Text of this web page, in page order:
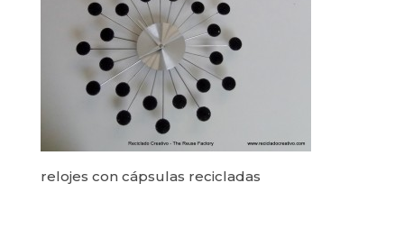
relojes con cápsulas recicladas